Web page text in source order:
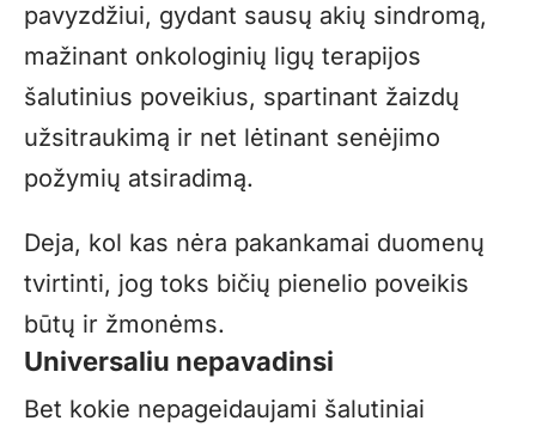
pavyzdžiui, gydant sausų akių sindromą,
mažinant onkologinių ligų terapijos
šalutinius poveikius, spartinant žaizdų
užsitraukimą ir net lėtinant senėjimo
požymių atsiradimą.
Deja, kol kas nėra pakankamai duomenų
tvirtinti, jog toks bičių pienelio poveikis
būtų ir žmonėms.
Universaliu nepavadinsi
Bet kokie nepageidaujami šalutiniai